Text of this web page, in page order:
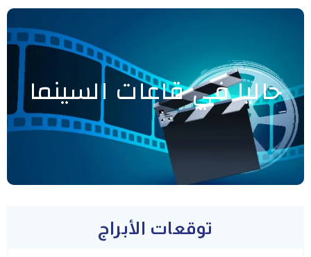
حاليا في قاعات السينما
توقعات الأبراج